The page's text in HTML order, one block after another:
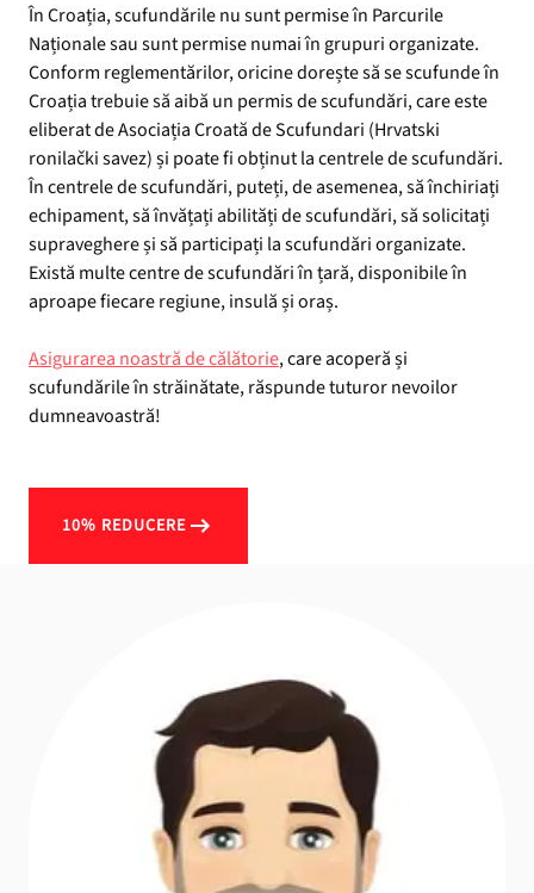
În Croația, scufundările nu sunt permise în Parcurile
Naționale sau sunt permise numai în grupuri organizate.
Conform reglementărilor, oricine dorește să se scufunde în
Croația trebuie să aibă un permis de scufundări, care este
eliberat de Asociația Croată de Scufundari (Hrvatski
ronilački savez) și poate fi obținut la centrele de scufundări.
În centrele de scufundări, puteți, de asemenea, să închiriați
echipament, să învățați abilități de scufundări, să solicitați
supraveghere și să participați la scufundări organizate.
Există multe centre de scufundări în țară, disponibile în
aproape fiecare regiune, insulă și oraș.
Asigurarea noastră de călătorie, care acoperă și
scufundările în străinătate, răspunde tuturor nevoilor
dumneavoastră!
10% REDUCERE